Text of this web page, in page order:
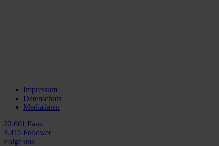
Impressum
Datenschutz
Mediadaten
22.601 Fans
3.415 Follower
Folge uns